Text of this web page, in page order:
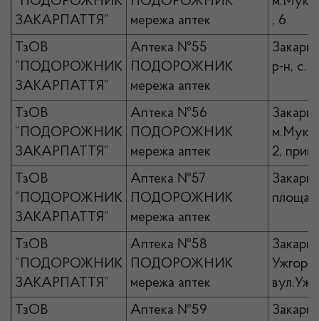
ЗАКАРПАТТЯ”
мережа аптек
, 6
ТзОВ
“ПОДОРОЖНИК
ЗАКАРПАТТЯ”
Аптека №55
ПОДОРОЖНИК
мережа аптек
р-н,
ТзОВ
“ПОДОРОЖНИК
ЗАКАРПАТТЯ”
Аптека №56
ПОДОРОЖНИК
мережа аптек
2,
ТзОВ
“ПОДОРОЖНИК
ЗАКАРПАТТЯ”
Аптека №57
ПОДОРОЖНИК
мережа аптек
площа
ТзОВ
“ПОДОРОЖНИК
ЗАКАРПАТТЯ”
Аптека №58
ПОДОРОЖНИК
мережа аптек
ТзОВ
Аптека №59